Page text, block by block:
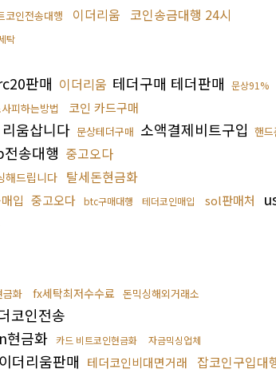
코인전송대행 이더리움 코인송금대행 24시
탁
판매 이더리움 테더구매 테더판매 문상91%
피하는방법 코인 카드구매
움삽니다 문상테더구매 소액결제비트구입 핸
송대행 중고오다
해드립니다 탈세돈현금화
입 중고오다 btc구매대행 테더코인매입 sol판매처
금화 fx세탁최저수수료 돈믹싱해외거래소
코인전송
금화 카드 비트코인현금화 자금믹싱업체
더리움판매 테더코인비대면거래
잡코인구입대